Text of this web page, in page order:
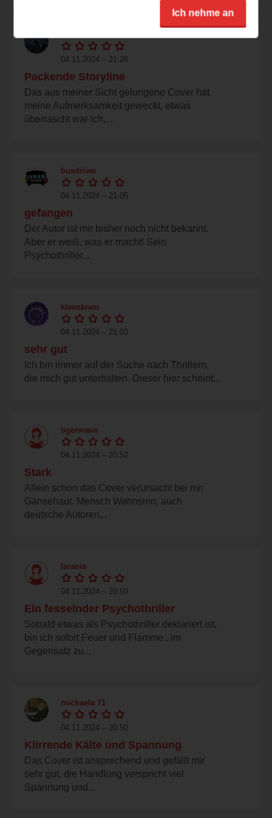
04.11.2024 – 21:26
Packende Storyline
Das aus meiner Sicht gelungene Cover hat
meine Aufmerksamkeit geweckt, etwas
überrascht war ich,...
busdriver
04.11.2024 – 21:05
gefangen
Der Autor ist mir bisher noch nicht bekannt.
Aber er weiß, was er macht! Sein
Psychothriller...
kleenkram
04.11.2024 – 21:03
sehr gut
Ich bin immer auf der Suche nach Thrillern,
die mich gut unterhalten. Dieser hier scheint...
tigermaus
04.11.2024 – 20:52
Stark
Allein schon das Cover verursacht bei mir
Gänsehaut. Mensch Wahnsinn, auch
deutsche Autoren...
larania
04.11.2024 – 20:50
Ein fesselnder Psychothriller
Sobald etwas als Psychothriller deklariert ist,
bin ich sofort Feuer und Flamme...im
Gegensatz zu...
michaela 71
04.11.2024 – 20:50
Klirrende Kälte und Spannung
Das Cover ist ansprechend und gefällt mir
sehr gut, die Handlung verspricht viel
Spannung und...
Ich nehme an